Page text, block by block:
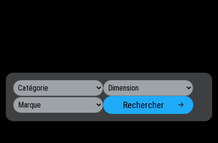
Rechercher